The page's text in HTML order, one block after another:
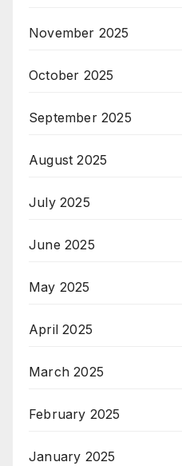
November 2025
October 2025
September 2025
August 2025
July 2025
June 2025
May 2025
April 2025
March 2025
February 2025
January 2025